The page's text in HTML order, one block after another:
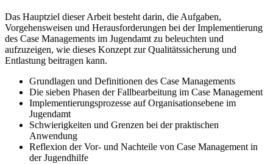
Das Hauptziel dieser Arbeit besteht darin, die Aufgaben,
Vorgehensweisen und Herausforderungen bei der Implementierung
des Case Managements im Jugendamt zu beleuchten und
aufzuzeigen, wie dieses Konzept zur Qualitätssicherung und
Entlastung beitragen kann.
Grundlagen und Definitionen des Case Managements
Die sieben Phasen der Fallbearbeitung im Case Management
Implementierungsprozesse auf Organisationsebene im
Jugendamt
Schwierigkeiten und Grenzen bei der praktischen
Anwendung
Reflexion der Vor- und Nachteile von Case Management in
der Jugendhilfe